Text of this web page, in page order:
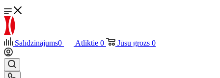
Salīdzinājums0 Atliktie 0 Jūsu grozs 0